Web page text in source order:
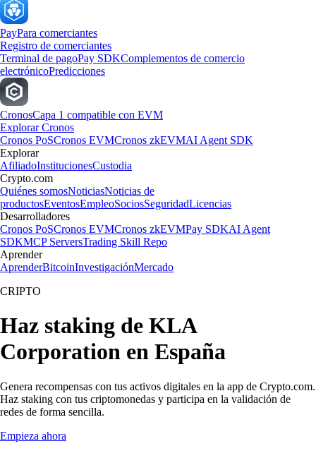
PayPara comerciantes
Registro de comerciantes
Terminal de pagoPay SDKComplementos de comercio
electrónicoPredicciones
CronosCapa 1 compatible con EVM
Explorar Cronos
Cronos PoSCronos EVMCronos zkEVMAI Agent SDK
Explorar
AfiliadoInstitucionesCustodia
Crypto.com
Quiénes somosNoticiasNoticias de
productosEventosEmpleoSociosSeguridadLicencias
Desarrolladores
Cronos PoSCronos EVMCronos zkEVMPay SDKAI Agent
SDKMCP ServersTrading Skill Repo
Aprender
AprenderBitcoinInvestigaciónMercado
CRIPTO
Haz staking de KLA
Corporation en España
Genera recompensas con tus activos digitales en la app de Crypto.com.
Haz staking con tus criptomonedas y participa en la validación de
redes de forma sencilla.
Empieza ahora